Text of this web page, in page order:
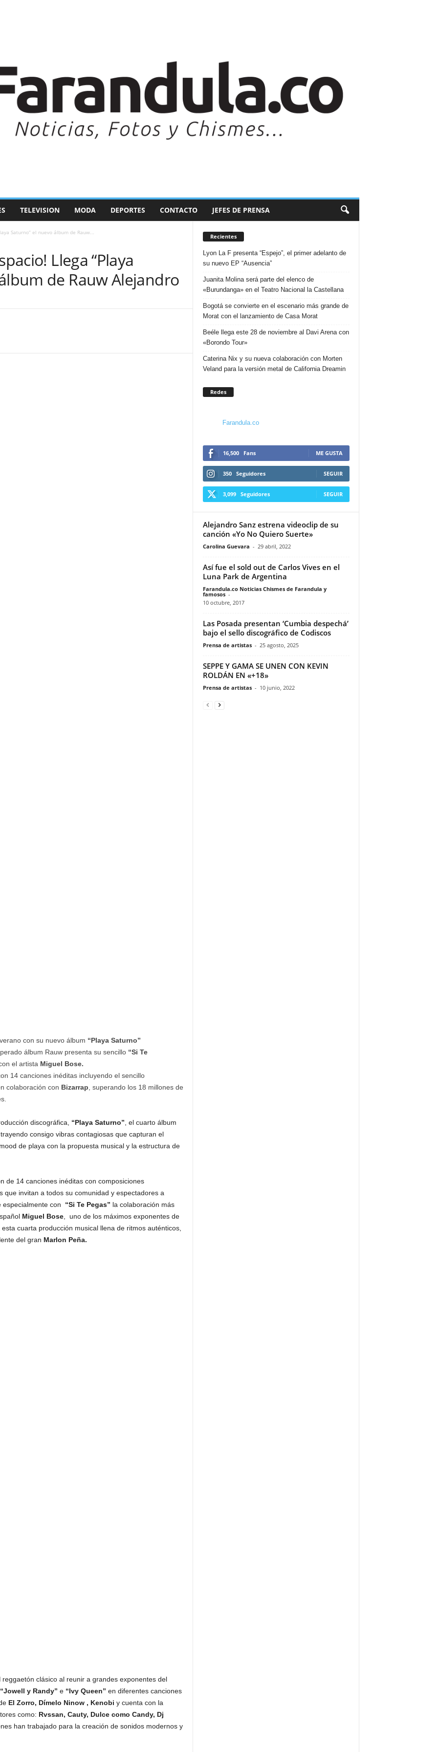
TELEVISION MODA DEPORTES CONTACTO JEFES DE PRENSA
Saturno” el nuevo álbum de Rauw...
Llega “Playa
de Rauw Alejandro
con su nuevo álbum “Playa Saturno”
álbum Rauw presenta su sencillo “Si Te
el artista Miguel Bose.
14 canciones inéditas incluyendo el sencillo
colaboración con Bizarrap , superando los 18 millones de
discográfica, “Playa Saturno” , el cuarto álbum
consigo vibras contagiosas que capturan el
de playa con la propuesta musical y la estructura de
de 14 canciones inéditas con composiciones
que invitan a todos su comunidad y espectadores a
especialmente con “Si Te Pegas” la colaboración más
Miguel Bose, uno de los máximos exponentes de
cuarta producción musical llena de ritmos auténticos,
del gran Marlon Peña.
clásico al reunir a grandes exponentes del
“Jowell y Randy” e “Ivy Queen” en diferentes canciones
El Zorro, Dímelo Ninow , Kenobi y cuenta con la
como: Rvssan, Cauty, Dulce como Candy, Dj
han trabajado para la creación de sonidos modernos y
Recientes
Lyon La F presenta “Espejo”, el primer adelanto de
su nuevo EP “Ausencia”
Juanita Molina será parte del elenco de
«Burundanga» en el Teatro Nacional la Castellana
Bogotá se convierte en el escenario más grande de
Morat con el lanzamiento de Casa Morat
Beéle llega este 28 de noviembre al Davi Arena con
«Borondo Tour»
Caterina Nix y su nueva colaboración con Morten
Veland para la versión metal de California Dreamin
Redes
Farandula.co
16,500 Fans ME GUSTA
350 Seguidores SEGUIR
3,099 Seguidores SEGUIR
Alejandro Sanz estrena videoclip de su
canción «Yo No Quiero Suerte»
Carolina Guevara - 29 abril, 2022
Así fue el sold out de Carlos Vives en el
Luna Park de Argentina
Farandula.co Noticias Chismes de Farandula y
famosos -
10 octubre, 2017
Las Posada presentan ‘Cumbia despechá’
bajo el sello discográfico de Codiscos
Prensa de artistas - 25 agosto, 2025
SEPPE Y GAMA SE UNEN CON KEVIN
ROLDÁN EN «+18»
Prensa de artistas - 10 junio, 2022